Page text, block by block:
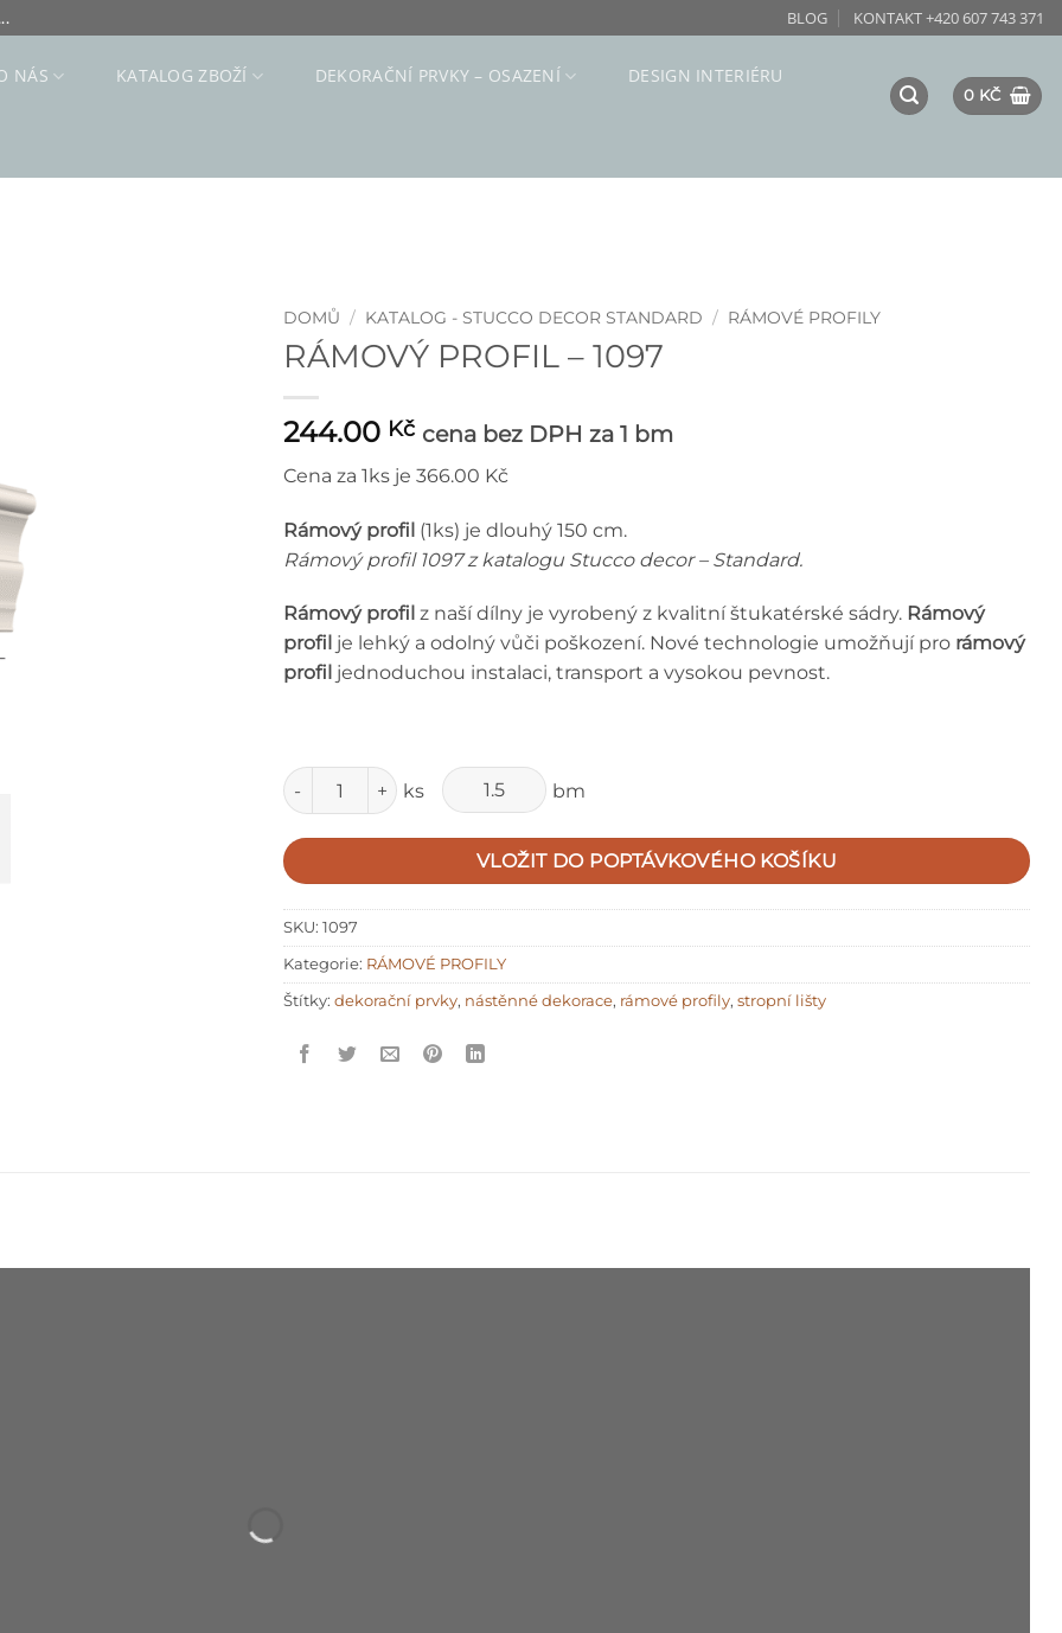
BLOG KONTAKT +420 607 743 371
NÁS KATALOG ZBOŽÍ DEKORAČNÍ PRVKY – OSAZENÍ
DESIGN INTERIÉRU
0 KČ
DOMŮ / KATALOG - STUCCO DECOR STANDARD / RÁMOVÉ PROFILY
RÁMOVÝ PROFIL – 1097
244.00 Kč cena bez DPH za 1 bm
Cena za 1ks je 366.00 Kč
Rámový profil (1ks) je dlouhý 150 cm.
Rámový profil 1097 z katalogu Stucco decor – Standard.
Rámový profil z naší dílny je vyrobený z kvalitní štukatérské sádry. Rámový
profil je lehký a odolný vůči poškození. Nové technologie umožňují pro rámový
profil jednoduchou instalaci, transport a vysokou pevnost.
bm
Množství
ks
VLOŽIT DO POPTÁVKOVÉHO KOŠÍKU
SKU: 1097
Kategorie: RÁMOVÉ PROFILY
Štítky: dekorační prvky, nástěnné dekorace, rámové profily, stropní lišty